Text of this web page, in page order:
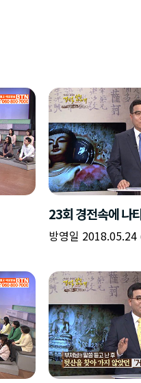
23회 경전속에 나
방영일 2018.05.24